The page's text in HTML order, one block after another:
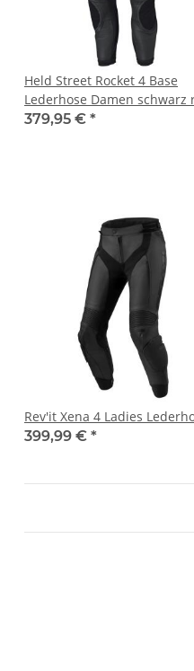
Held Street Rocket 4 Base
Lederhose Damen schwarz
379,95 € *
Rev'it Xena 4 Ladies
399,99 € *